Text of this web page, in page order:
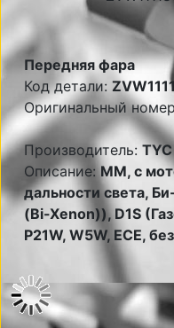
Передняя фара
Код детали:
Оригинальный
Производитель:
Описание:MM, с
дальности света,
(Bi-Xenon)), D1S
P21W, W5W, ECE,